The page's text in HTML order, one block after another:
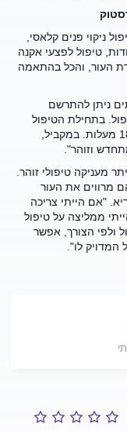
ניקוי פנים קלאסי,
טיפול לפצעי אקנה
העור, והכל בהתאמה
ניתן להתרשם
בתחילת הטיפול
ובסופו אני מצלמת את הפנים, וההבדל הוא 180 מעלות. במקביל,
וזוהר".
מעניקה טיפולי זוהר.
מרווים את העור
"אם הייתי צריכה
ממליצה על טיפול
ולפי הצורך, אפשר
לו".